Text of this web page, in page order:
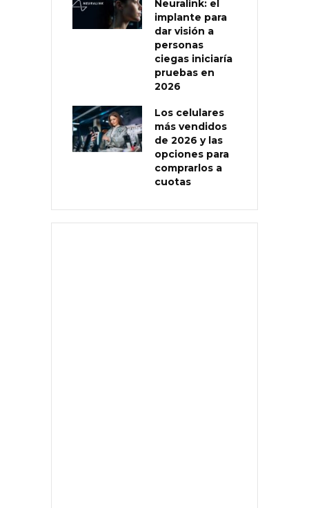
Neuralink: el
implante para
dar visión a
personas
ciegas iniciaría
pruebas en
2026
Los celulares
más vendidos
de 2026 y las
opciones para
comprarlos a
cuotas